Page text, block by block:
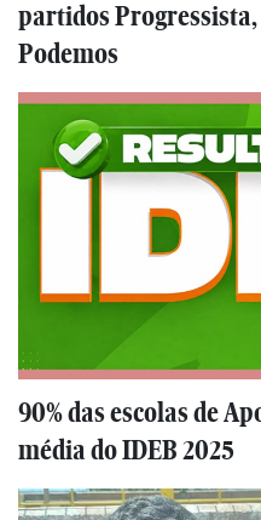
partidos
Podemos
90% das escolas de
média do IDEB 2025